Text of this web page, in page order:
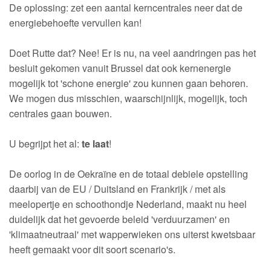
De oplossing: zet een aantal kerncentrales neer dat de
energiebehoefte vervullen kan!
Doet Rutte dat? Nee! Er is nu, na veel aandringen pas het
besluit gekomen vanuit Brussel dat ook kernenergie
mogelijk tot 'schone energie' zou kunnen gaan behoren.
We mogen dus misschien, waarschijnlijk, mogelijk, toch
centrales gaan bouwen.
U begrijpt het al: te laat!
De oorlog in de Oekraïne en de totaal debiele opstelling
daarbij van de EU / Duitsland en Frankrijk / met als
meelopertje en schoothondje Nederland, maakt nu heel
duidelijk dat het gevoerde beleid 'verduurzamen' en
'klimaatneutraal' met wapperwieken ons uiterst kwetsbaar
heeft gemaakt voor dit soort scenario's.